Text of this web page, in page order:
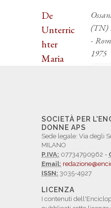
De
Unterric
hter
Maria
(TN)
-
1975
SOCIETÀ PER
DONNE APS
Sede legale: Via degli
MILANO
P.IVA: 07734790962 -
Email:
ISSN: 3035-4927
LICENZA
I contenuti